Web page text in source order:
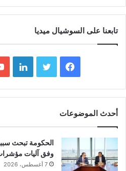
تابعنا على السوشيال ميديا
فيسبوك تويتر
أحدث الموضوعات
الحكومة تبحث
وفق آليات
7 أغسطس، 2026